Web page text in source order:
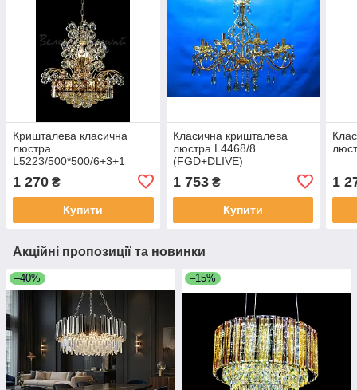
Кришталева класична
люстра
L5223/500*500/6+3+1
1 270 ₴
Купити
Класична кришталева
люстра L4468/8
(FGD+DLIVE)
1 753₴
Купити
1
Акційні пропозиції та новинки
–40% –15%